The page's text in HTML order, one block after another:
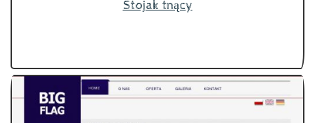
Stojak tnący